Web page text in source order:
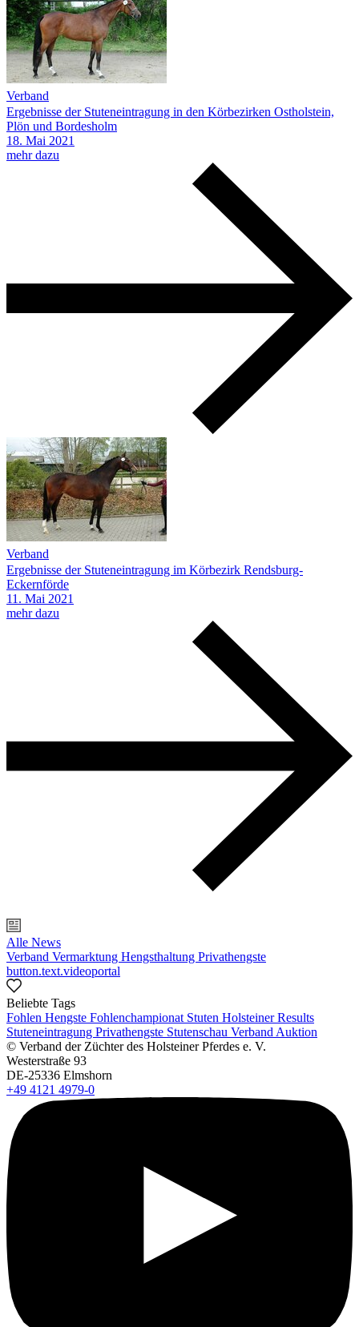
Verband
Ergebnisse der Stuteneintragung in den Körbezirken Ostholstein,
Plön und Bordesholm
18. Mai 2021
mehr dazu
Verband
Ergebnisse der Stuteneintragung im Körbezirk Rendsburg-
Eckernförde
11. Mai 2021
mehr dazu
Alle News
Verband Vermarktung Hengsthaltung Privathengste
button.text.videoportal
Beliebte Tags
Fohlen Hengste Fohlenchampionat Stuten Holsteiner Results
Stuteneintragung Privathengste Stutenschau Verband Auktion
© Verband der Züchter des Holsteiner Pferdes e. V.
Westerstraße 93
DE-25336 Elmshorn
+49 4121 4979-0